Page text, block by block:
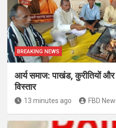
BREAKING NEWS
आर्य समाज: पाखंड, कुरीतियों और
विस्तार
13 minutes ago FBD